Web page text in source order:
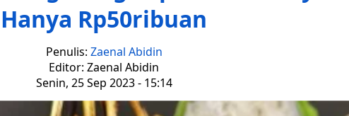
Hanya Rp50ribuan
Penulis: Zaenal Abidin
Editor: Zaenal Abidin
Senin, 25 Sep 2023 - 15:14